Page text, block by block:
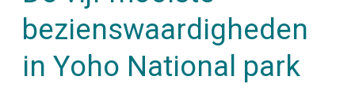
bezienswaardigheden
in Yoho National park